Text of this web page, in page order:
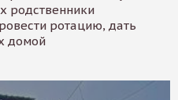
родственники
ротацию, дать
домой